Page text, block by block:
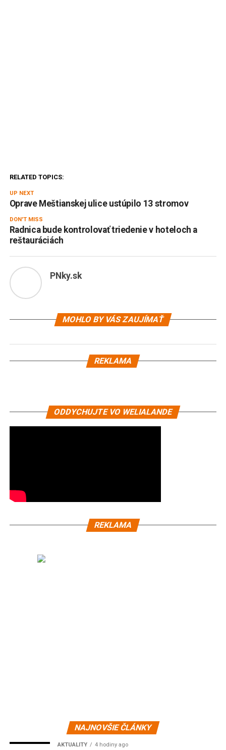
RELATED TOPICS:
UP NEXT
Oprave Meštianskej ulice ustúpilo 13 stromov
DON'T MISS
Radnica bude kontrolovať triedenie v hoteloch a
reštauráciách
PNky.sk
MOHLO BY VÁS ZAUJÍMAŤ
REKLAMA
ODDYCHUJTE VO WELIALANDE
REKLAMA
NAJNOVŠIE ČLÁNKY
AKTUALITY 4 hodiny ago